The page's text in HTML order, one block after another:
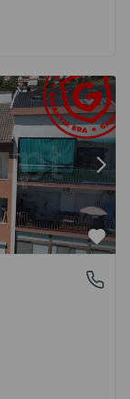
- 1497806 -